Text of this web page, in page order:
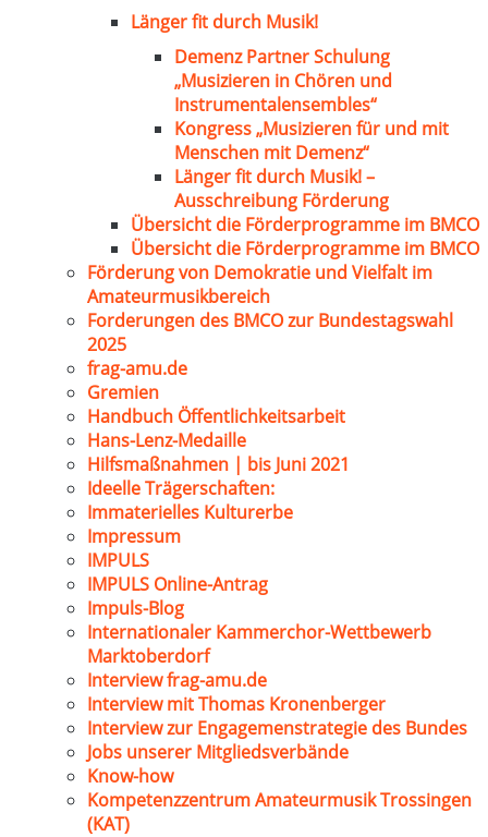
Länger fit durch Musik!
Demenz Partner Schulung
„Musizieren in Chören und
Instrumentalensembles“
Kongress „Musizieren für und mit
Menschen mit Demenz“
Länger fit durch Musik! –
Ausschreibung Förderung
Übersicht die Förderprogramme im BMCO
Übersicht die Förderprogramme im BMCO
Förderung von Demokratie und Vielfalt im
Amateurmusikbereich
Forderungen des BMCO zur Bundestagswahl
2025
frag-amu.de
Gremien
Handbuch Öffentlichkeitsarbeit
Hans-Lenz-Medaille
Hilfsmaßnahmen | bis Juni 2021
Ideelle Trägerschaften:
Immaterielles Kulturerbe
Impressum
IMPULS
IMPULS Online-Antrag
Impuls-Blog
Internationaler Kammerchor-Wettbewerb
Marktoberdorf
Interview frag-amu.de
Interview mit Thomas Kronenberger
Interview zur Engagemenstrategie des Bundes
Jobs unserer Mitgliedsverbände
Know-how
Kompetenzzentrum Amateurmusik Trossingen
(KAT)